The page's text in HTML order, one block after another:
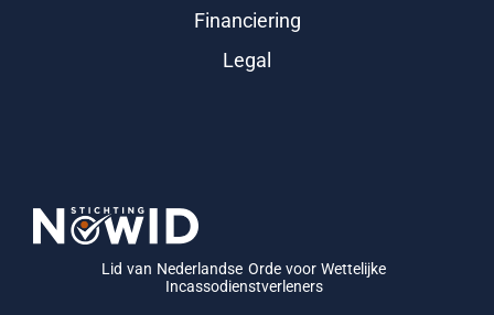
Financiering
Legal
Lid van Nederlandse Orde voor Wettelijke
Incassodienstverleners